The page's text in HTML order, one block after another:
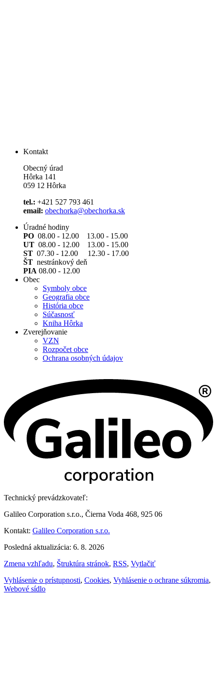
Kontakt
Obecný úrad
Hôrka 141
059 12 Hôrka
tel.: +421 527 793 461
email: obechorka@obechorka.sk
Úradné hodiny
PO 08.00 - 12.00 13.00 - 15.00
UT 08.00 - 12.00 13.00 - 15.00
ST 07.30 - 12.00 12.30 - 17.00
ŠT nestránkový deň
PIA 08.00 - 12.00
Obec
Symboly obce
Geografia obce
História obce
Súčasnosť
Kniha Hôrka
Zverejňovanie
VZN
Rozpočet obce
Ochrana osobných údajov
Technický prevádzkovateľ:
Galileo Corporation s.r.o., Čierna Voda 468, 925 06
Kontakt: Galileo Corporation s.r.o.
Posledná aktualizácia: 6. 8. 2026
Zmena vzhľadu, Štruktúra stránok, RSS, Vytlačiť
Vyhlásenie o prístupnosti, Cookies, Vyhlásenie o ochrane súkromia,
Webové sídlo